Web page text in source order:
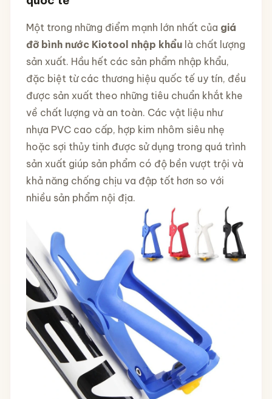
Một trong những điểm mạnh lớn nhất của giá
đỡ bình nước Kiotool nhập khẩulà chất lượng
sản xuất. Hầu hết các sản phẩm nhập khẩu,
đặc biệt từ các thương hiệu quốc tế uy tín, đều
được sản xuất theo những tiêu chuẩn khắt khe
về chất lượng và an toàn. Các vật liệu như
nhựa PVC cao cấp, hợp kim nhôm siêu nhẹ
hoặc sợi thủy tinh được sử dụng trong quá trình
sản xuất giúp sản phẩm có độ bền vượt trội và
khả năng chống chịu va đập tốt hơn so với
nhiều sản phẩm nội địa.